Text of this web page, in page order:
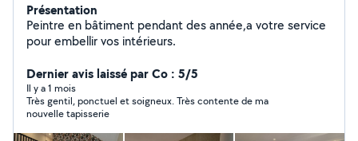
Présentation
Peintre en bâtiment pendant des année,a votre service
pour embellir vos intérieurs.
Dernier avis laissé par Co : 5/5
Il y a 1 mois
Très gentil, ponctuel et soigneux. Très contente de ma
nouvelle tapisserie